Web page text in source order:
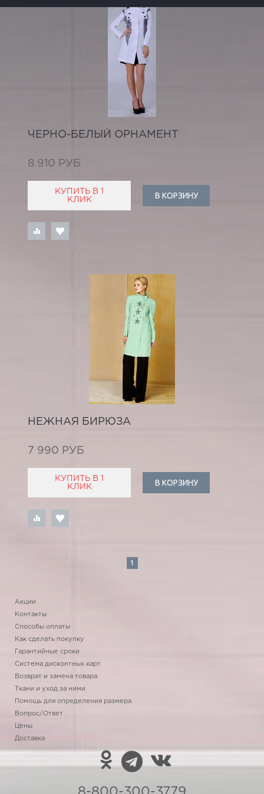
ЧЕРНО-БЕЛЫЙ ОРНАМЕНТ
8 910 РУБ
КУПИТЬ В 1
КЛИК
В КОРЗИНУ
НЕЖНАЯ БИРЮЗА
7 990 РУБ
КУПИТЬ В 1
КЛИК
В КОРЗИНУ
1
Акции
Контакты
Способы оплаты
Как сделать покупку
Гарантийные сроки
Система дисконтных карт
Возврат и замена товара
Ткани и уход за ними
Помощь для определения размера
Вопрос/Ответ
Цены
Доставка